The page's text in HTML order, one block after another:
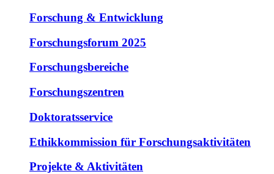
Forschung & Entwicklung
Forschungsforum 2025
Forschungsbereiche
Forschungszentren
Doktoratsservice
Ethikkommission für Forschungsaktivitäten
Projekte & Aktivitäten